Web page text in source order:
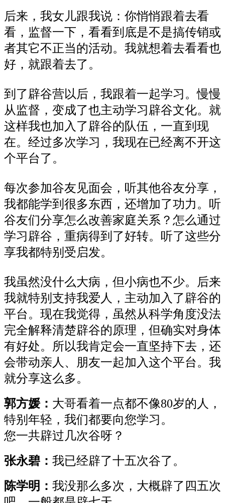
后来，我女儿跟我说：你悄悄跟着去看
看，监督一下，看看到底是不是搞传销或
者其它不正当的活动。我就想着去看看也
好，就跟着去了。
到了辟谷营以后，我跟着一起学习。慢慢
从监督，变成了也主动学习辟谷文化。就
这样我也加入了辟谷的队伍，一直到现
在。经过多次学习，我现在已经离不开这
个平台了。
每次参加谷友见面会，听其他谷友分享，
我都能学到很多东西，还增加了功力。听
谷友们分享怎么改善家庭关系？怎么通过
学习辟谷，重病得到了好转。听了这些分
享我都特别受启发。
我虽然没什么大病，但小病也不少。后来
我就特别支持我爱人，主动加入了辟谷的
平台。现在我觉得，虽然从科学角度没法
完全解释清楚辟谷的原理，但确实对身体
有好处。所以我肯定会一直坚持下去，还
会带动亲人、朋友一起加入这个平台。我
就分享这么多。
郭方媛： 大哥看着一点都不像80岁的人，
特别年轻，我们都要向您学习。
您一共辟过几次谷呀？
张永碧： 我已经辟了十五次谷了。
陈学明： 我没那么多次，大概辟了四五次